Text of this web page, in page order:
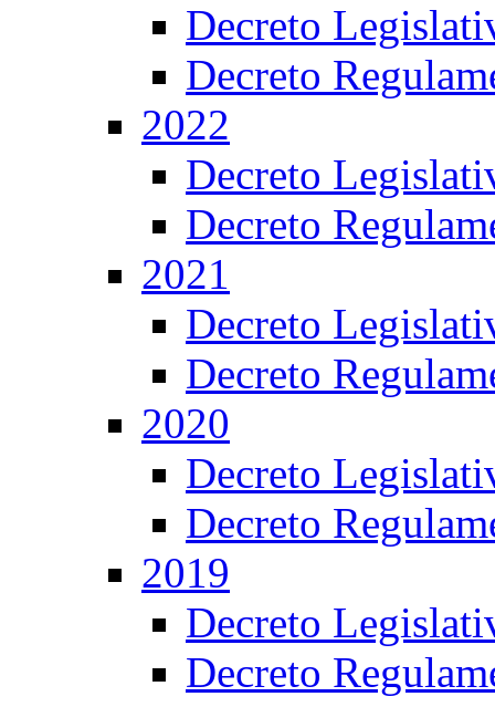
Decreto
Decreto
2022
Decreto
Decreto
2021
Decreto
Decreto
2020
Decreto
Decreto
2019
Decreto
Decreto